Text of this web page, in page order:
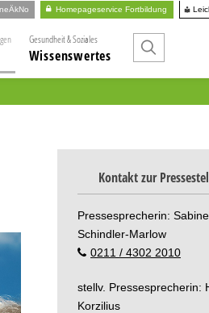
Homepageservice Fortbildung
Gesundheit & Soziales
Wissenswertes
Kontakt zur
Pressesprecherin: Sabine
Schindler-Marlow
0211 / 4302 2010
stellv. Pressesprecherin:
Korzilius